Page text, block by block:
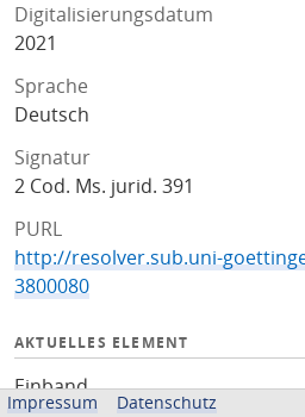
Digitalisierungsdatum
2021
Sprache
Deutsch
Signatur
2 Cod. Ms. jurid. 391
PURL
http://resolver.sub.uni-
3800080
AKTUELLES ELEMENT
Einband
Impressum Datenschutz